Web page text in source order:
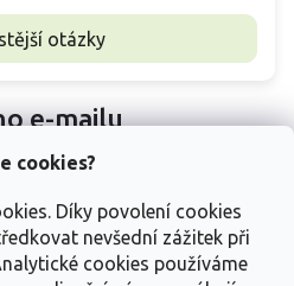
cookies?
Díky povolení cookies
nevšední zážitek při
cookies používáme
otázky
e-mailu
a dostávejte tipy,
jako první.